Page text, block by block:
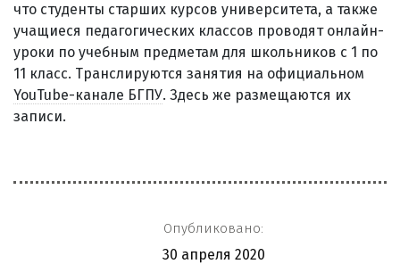
что студенты старших курсов университета, а также
учащиеся педагогических классов проводят онлайн-
уроки по учебным предметам для школьников с 1 по
11 класс. Транслируются занятия на официальном
YouTube-канале БГПУ. Здесь же размещаются их
записи.
Опубликовано:
30 апреля 2020